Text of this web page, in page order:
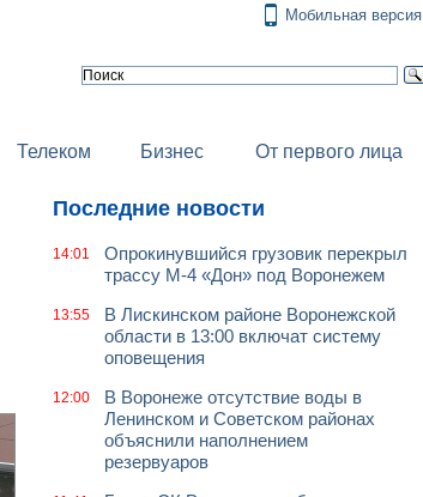
Мобильная версия
Телеком Бизнес От первого лица
Последние новости
14:01
Опрокинувшийся грузовик перекрыл
трассу М-4 «Дон» под Воронежем
13:55
В Лискинском районе Воронежской
области в 13:00 включат систему
оповещения
12:00
В Воронеже отсутствие воды в
Ленинском и Советском районах
объяснили наполнением
резервуаров